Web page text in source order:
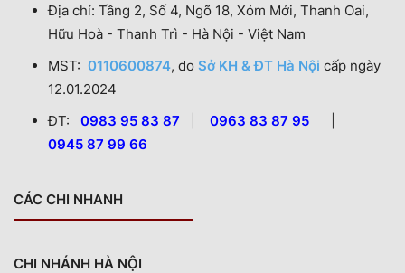
Địa chỉ: Tầng 2, Số 4, Ngõ 18, Xóm Mới, Thanh Oai,
Hữu Hoà - Thanh Trì - Hà Nội - Việt Nam
MST:0110600874, doSở KH & ĐT Hà Nội cấp ngày
12.01.2024
ĐT:0983 95 83 87 |0963 83 87 95
0945 87 99 66
CÁC CHI NHANH
CHI NHÁNH HÀ NỘI